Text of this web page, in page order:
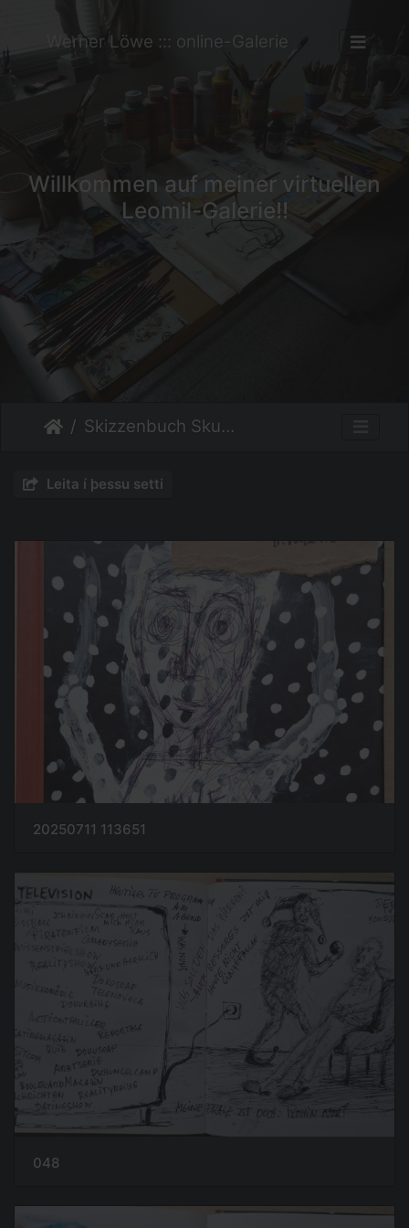
Werner Löwe ::: online-Galerie
Willkommen auf meiner virtuellen
Leomil-Galerie!!
Skizzenbuch Skurril
Leita í þessu setti
20250711 113651
048